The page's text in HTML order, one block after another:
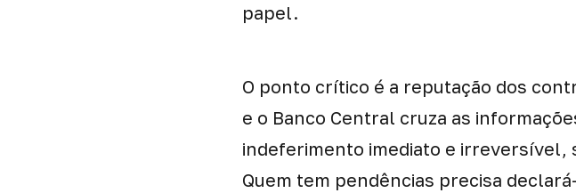
papel.
O ponto crítico é a reputação dos
e o Banco Central cruza as
indeferimento imediato e irreversível,
Quem tem pendências precisa